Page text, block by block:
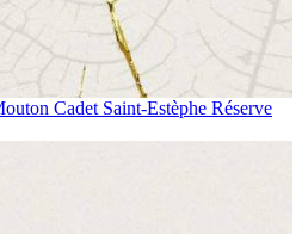
Cadet Saint-Estèphe Réserve